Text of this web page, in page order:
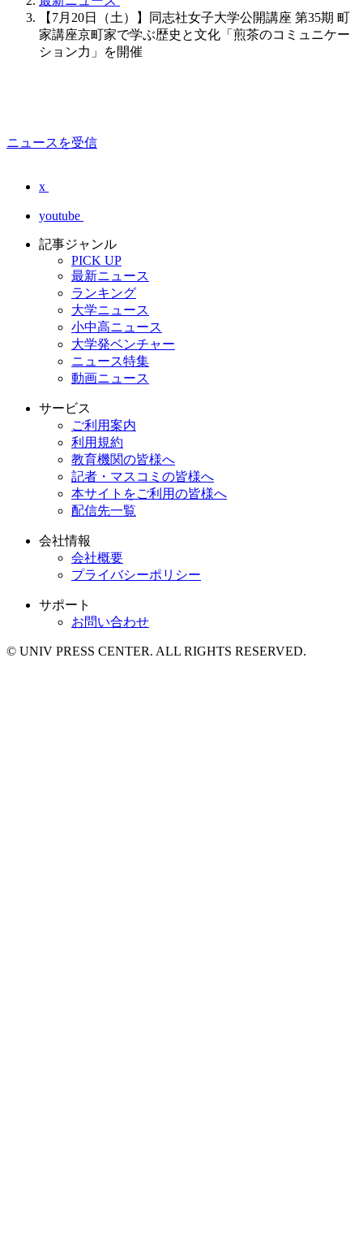
【7月20日（土）】同志社女子大学公開講座 第35期 町
家講座京町家で学ぶ歴史と文化「煎茶のコミュニケー
ション力」を開催
ニュースを受信
x
youtube
記事ジャンル
PICK UP
最新ニュース
ランキング
大学ニュース
小中高ニュース
大学発ベンチャー
ニュース特集
動画ニュース
サービス
ご利用案内
利用規約
教育機関の皆様へ
記者・マスコミの皆様へ
本サイトをご利用の皆様へ
配信先一覧
会社情報
会社概要
プライバシーポリシー
サポート
お問い合わせ
© UNIV PRESS CENTER. ALL RIGHTS RESERVED.